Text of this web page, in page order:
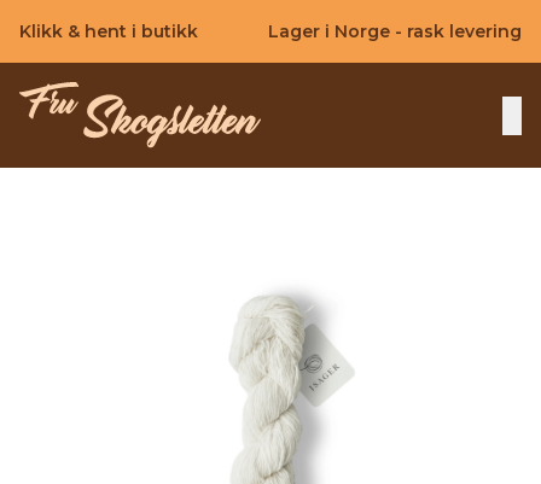
Klikk & hent i butikk Lager i Norge - rask levering